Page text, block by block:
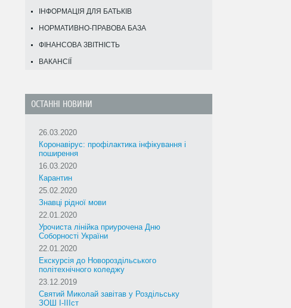
ІНФОРМАЦІЯ ДЛЯ БАТЬКІВ
НОРМАТИВНО-ПРАВОВА БАЗА
ФІНАНСОВА ЗВІТНІСТЬ
ВАКАНСІЇ
ОСТАННІ НОВИНИ
26.03.2020
Коронавірус: профілактика інфікування і
поширення
16.03.2020
Карантин
25.02.2020
Знавці рідної мови
22.01.2020
Урочиста лінійка приурочена Дню
Соборності України
22.01.2020
Екскурсія до Новороздільського
політехнічного коледжу
23.12.2019
Святий Миколай завітав у Роздільську
ЗОШ І-ІІІст